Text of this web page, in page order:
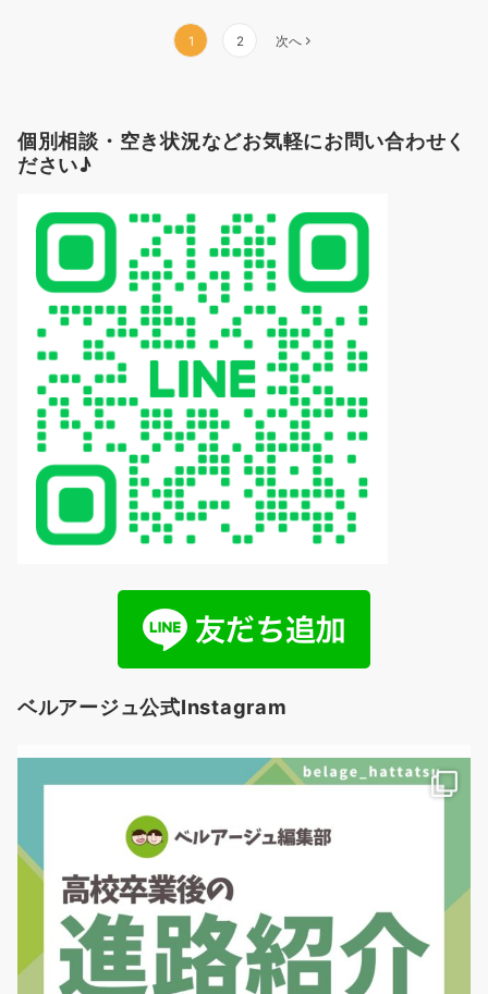
ビ
ー
ン
1 2 次へ
個別相談・空き状況などお気軽にお問い合わせく
ださい♪
ベルアージュ公式Instagram